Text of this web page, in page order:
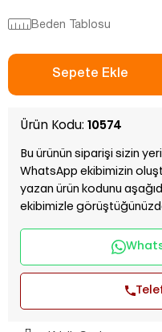
Beden Tablosu
Ürün Kodu: 10574
Bu ürünün siparişi sizin
WhatsApp ekibimizin
yazan ürün kodunu
ekibimizle